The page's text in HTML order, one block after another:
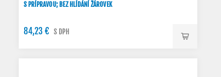
S PRÍPRAVOU; BEZ HLÍDÁNÍ ŽÁROVEK
84,23 € S DPH